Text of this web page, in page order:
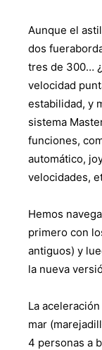
Aunque el
dos
tres de 300…
velocidad
estabilidad, y
sistema
funciones,
automático,
velocidades,
Hemos
primero con
antiguos) y
la nueva
La
mar
4 personas a